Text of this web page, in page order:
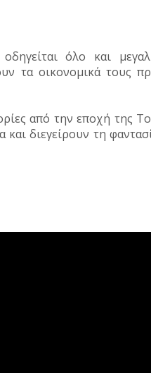
όλο και
τα οικονομικά τους
από την εποχή της
διεγείρουν τη